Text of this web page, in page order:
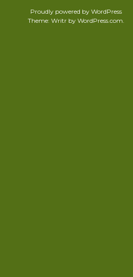
Proudly powered by WordPress
Theme: Writr by WordPress.com.